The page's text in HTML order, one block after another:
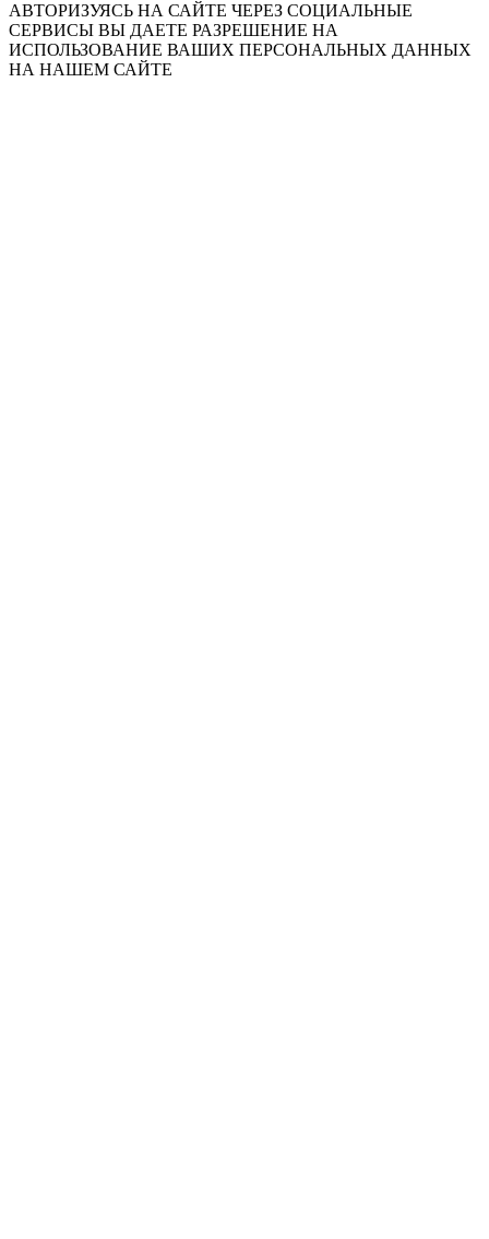
АВТОРИЗУЯСЬ НА САЙТЕ ЧЕРЕЗ СОЦИАЛЬНЫЕ
СЕРВИСЫ ВЫ ДАЕТЕ РАЗРЕШЕНИЕ НА
ИСПОЛЬЗОВАНИЕ ВАШИХ ПЕРСОНАЛЬНЫХ ДАННЫХ
НА НАШЕМ САЙТЕ